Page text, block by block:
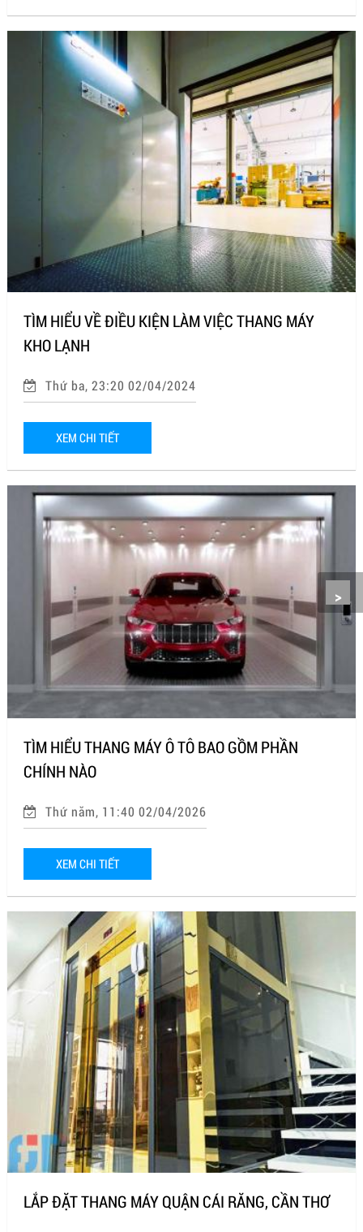
TÌM HIỂU VỀ ĐIỀU KIỆN LÀM VIỆC THANG MÁY
KHO LẠNH
Thứ ba, 23:20 02/04/2024
XEM CHI TIẾT
TÌM HIỂU THANG MÁY Ô TÔ BAO GỒM PHẦN
CHÍNH NÀO
Thứ năm, 11:40 02/04/2026
XEM CHI TIẾT
LẮP ĐẶT THANG MÁY QUẬN CÁI RĂNG, CẦN THƠ
>